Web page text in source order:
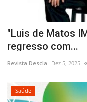
"Luis de Matos
regresso com...
Revista Descla Dez 5, 2025
Saúde